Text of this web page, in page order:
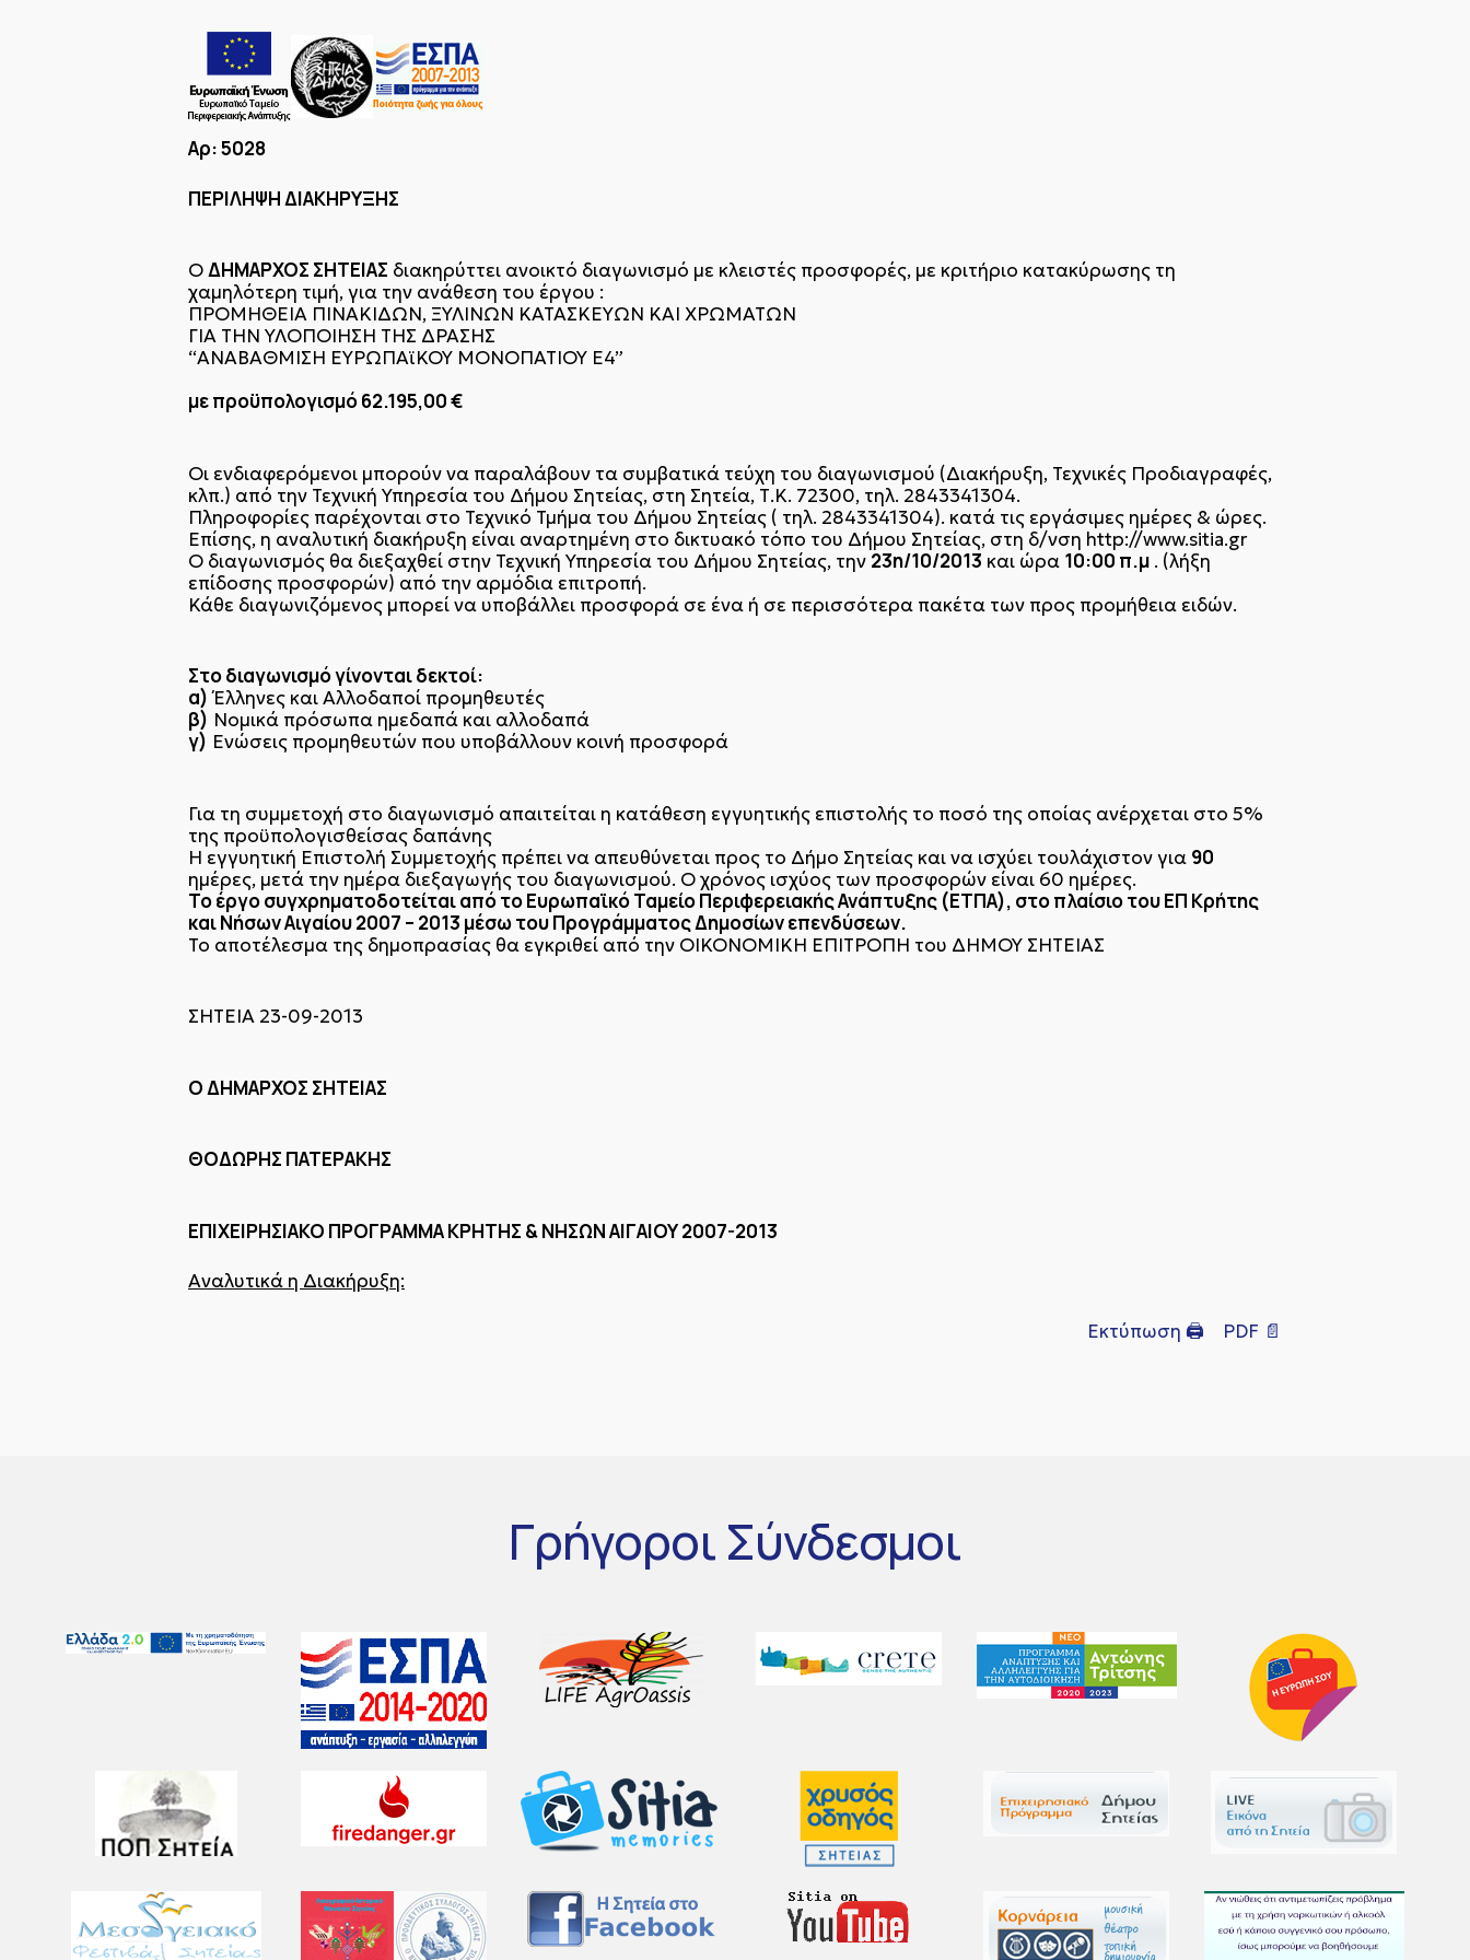
Αρ: 5028
ΠΕΡΙΛΗΨΗ ΔΙΑΚΗΡΥΞΗΣ
ΟΔΗΜΑΡΧΟΣ ΣΗΤΕΙΑΣ διακηρύττει ανοικτό διαγωνισμό με κλειστές προσφορές, με κριτήριο κατακύρωσης τη
χαμηλότερη τιμή, για την ανάθεση του έργου :
ΠΡΟΜΗΘΕΙΑ ΠΙΝΑΚΙΔΩΝ, ΞΥΛΙΝΩΝ ΚΑΤΑΣΚΕΥΩΝ ΚΑΙ ΧΡΩΜΑΤΩΝ
ΓΙΑ ΤΗΝ ΥΛΟΠΟΙΗΣΗ ΤΗΣ ΔΡΑΣΗΣ
“ΑΝΑΒΑΘΜΙΣΗ ΕΥΡΩΠΑϊΚΟΥ ΜΟΝΟΠΑΤΙΟΥ Ε4”
με προϋπολογισμό 62.195,00 €
Οι ενδιαφερόμενοι μπορούν να παραλάβουν τα συμβατικά τεύχη του διαγωνισμού (Διακήρυξη, Τεχνικές Προδιαγραφές,
κλπ.) από την Τεχνική Υπηρεσία του Δήμου Σητείας, στη Σητεία, Τ.Κ. 72300, τηλ. 2843341304.
Πληροφορίες παρέχονται στο Τεχνικό Τμήμα του Δήμου Σητείας ( τηλ. 2843341304). κατά τις εργάσιμες ημέρες & ώρες.
Επίσης, η αναλυτική διακήρυξη είναι αναρτημένη στο δικτυακό τόπο του Δήμου Σητείας, στη δ/νση http://www.sitia.gr
Ο διαγωνισμός θα διεξαχθεί στην Τεχνική Υπηρεσία του Δήμου Σητείας, την 23η/10/2013 και ώρα 10:00 π.μ . (λήξη
επίδοσης προσφορών) από την αρμόδια επιτροπή.
Κάθε διαγωνιζόμενος μπορεί να υποβάλλει προσφορά σε ένα ή σε περισσότερα πακέτα των προς προμήθεια ειδών.
Στο διαγωνισμό γίνονται δεκτοί:
α)Έλληνες και Αλλοδαποί προμηθευτές
β) Νομικά πρόσωπα ημεδαπά και αλλοδαπά
γ) Ενώσεις προμηθευτών που υποβάλλουν κοινή προσφορά
Για τη συμμετοχή στο διαγωνισμό απαιτείται η κατάθεση εγγυητικής επιστολής το ποσό της οποίας ανέρχεται στο 5%
της προϋπολογισθείσας δαπάνης
Η εγγυητική Επιστολή Συμμετοχής πρέπει να απευθύνεται προς το Δήμο Σητείας και να ισχύει τουλάχιστον για 90
ημέρες, μετά την ημέρα διεξαγωγής του διαγωνισμού. Ο χρόνος ισχύος των προσφορών είναι 60 ημέρες.
Το έργο συγχρηματοδοτείται από το Ευρωπαϊκό Ταμείο Περιφερειακής Ανάπτυξης (ΕΤΠΑ), στο πλαίσιο του ΕΠ Κρήτης
και Νήσων Αιγαίου 2007 – 2013 μέσω του Προγράμματος Δημοσίων επενδύσεων.
Το αποτέλεσμα της δημοπρασίας θα εγκριθεί από την ΟΙΚΟΝΟΜΙΚΗ ΕΠΙΤΡΟΠΗ του ΔΗΜΟΥ ΣΗΤΕΙΑΣ
ΣΗΤΕΙΑ 23-09-2013
Ο ΔΗΜΑΡΧΟΣ ΣΗΤΕΙΑΣ
ΘΟΔΩΡΗΣ ΠΑΤΕΡΑΚΗΣ
ΕΠΙΧΕΙΡΗΣΙΑΚΟ ΠΡΟΓΡΑΜΜΑ ΚΡΗΤΗΣ & ΝΗΣΩΝ ΑΙΓΑΙΟΥ 2007-2013
Αναλυτικά η Διακήρυξη:
Εκτύπωση 🖨 PDF 📄
Γρήγοροι Σύνδεσμοι